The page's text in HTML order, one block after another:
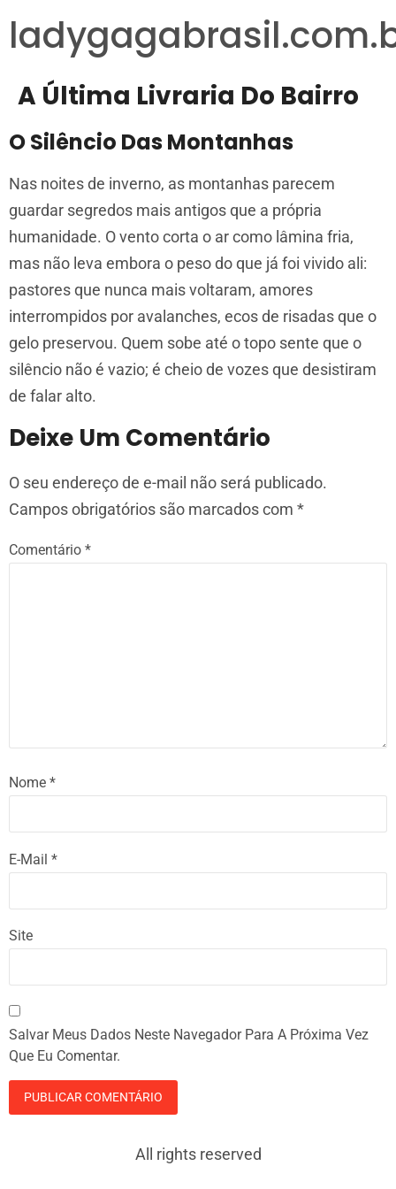
A Última Livraria Do Bairro
O Silêncio Das Montanhas
Nas noites de inverno, as montanhas parecem
guardar segredos mais antigos que a própria
humanidade. O vento corta o ar como lâmina fria,
mas não leva embora o peso do que já foi vivido ali:
pastores que nunca mais voltaram, amores
interrompidos por avalanches, ecos de risadas que o
gelo preservou. Quem sobe até o topo sente que o
silêncio não é vazio; é cheio de vozes que desistiram
de falar alto.
Deixe Um Comentário
O seu endereço de e-mail não será publicado.
Campos obrigatórios são marcados com *
Comentário *
Nome *
E-Mail *
Site
Salvar Meus Dados Neste Navegador Para A Próxima Vez
Que Eu Comentar.
All rights reserved